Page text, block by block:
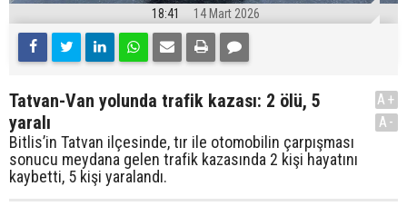
18:41 14 Mart 2026
Tatvan-Van yolunda trafik kazası: 2 ölü, 5
yaralı
Bitlis’in Tatvan ilçesinde, tır ile otomobilin çarpışması
sonucu meydana gelen trafik kazasında 2 kişi hayatını
kaybetti, 5 kişi yaralandı.
A+
A-